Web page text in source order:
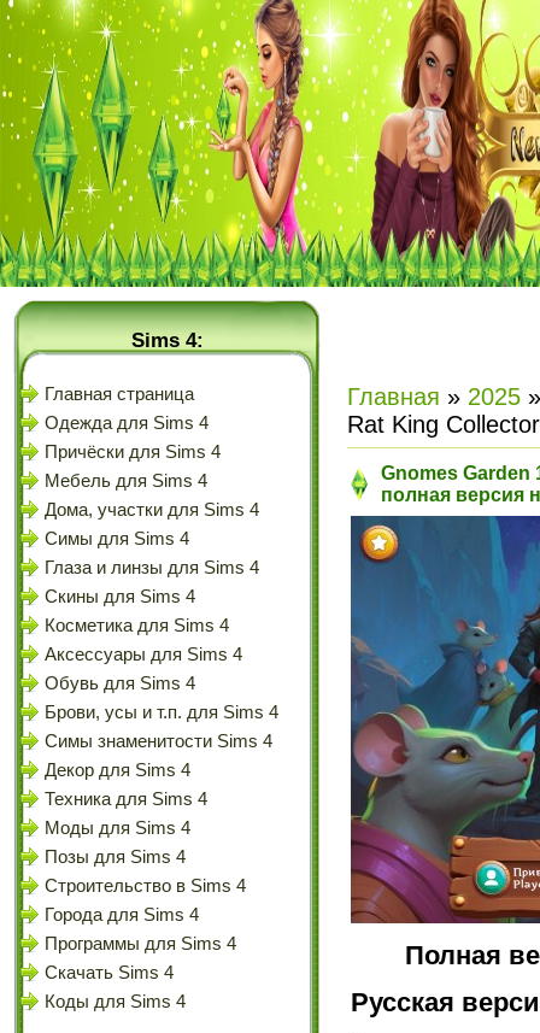
Sims 4:
Главная страница
Одежда для Sims 4
Причёски для Sims 4
Мебель для Sims 4
Дома, участки для Sims 4
Симы для Sims 4
Глаза и линзы для Sims 4
Скины для Sims 4
Косметика для Sims 4
Аксессуары для Sims 4
Обувь для Sims 4
Брови, усы и т.п. для Sims 4
Симы знаменитости Sims 4
Декор для Sims 4
Техника для Sims 4
Моды для Sims 4
Позы для Sims 4
Строительство в Sims 4
Города для Sims 4
Программы для Sims 4
Скачать Sims 4
Коды для Sims 4
Главная » 2025 »
Rat King
Gnomes Garden
полная версия
Полная
Русская